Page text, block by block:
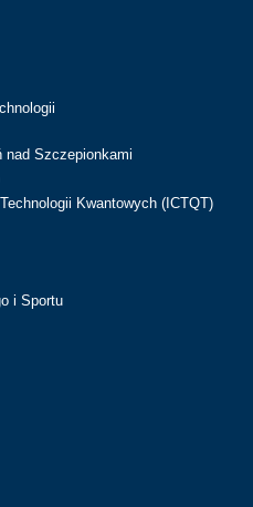
nad Szczepionkami
Kwantowych (ICTQT)
i Sportu